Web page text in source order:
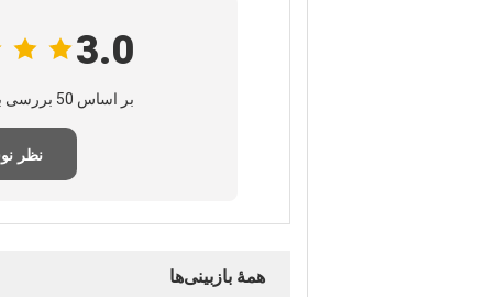
3.0
بر اساس 50 بررسی برای این تامین‌کننده
نظر
همهٔ بازبینی‌ها